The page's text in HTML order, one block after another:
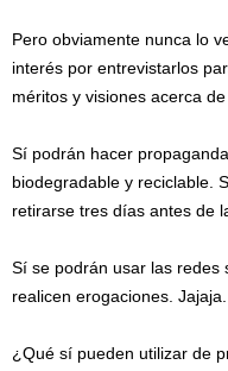
Pero obviamente nunca lo
interés por entrevistarlos
méritos y visiones acerca
Sí podrán hacer
biodegradable y reciclable.
retirarse tres días antes de
Sí se podrán usar las redes
realicen erogaciones. Jajaja.
¿Qué sí pueden utilizar de